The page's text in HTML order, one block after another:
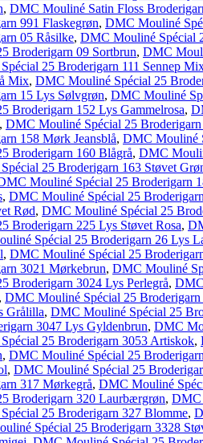
, DMC Mouliné Satin Floss
991 Flaskegrøn, DMC Mouliné
05 Råsilke, DMC Mouliné Spécial
Broderigarn 09 Sortbrun, DMC
25 Broderigarn 111 Sennep
Mix, DMC Mouliné Spécial 25
15 Lys Sølvgrøn, DMC Mouliné
Broderigarn 152 Lys Gammelrosa,
, DMC Mouliné Spécial 25
158 Mørk Jeansblå, DMC Mouliné
Broderigarn 160 Blågrå, DMC
25 Broderigarn 163 Støvet
Mouliné Spécial 25 Broderigarn
, DMC Mouliné Spécial 25
Rød, DMC Mouliné Spécial 25
Broderigarn 225 Lys Støvet Rosa,
Spécial 25 Broderigarn 26 Lys
, DMC Mouliné Spécial 25
3021 Mørkebrun, DMC Mouliné
Broderigarn 3024 Lys Perlegrå,
, DMC Mouliné Spécial 25
Grålilla, DMC Mouliné Spécial 25
3047 Lys Gyldenbrun, DMC
25 Broderigarn 3053 Artiskok,
, DMC Mouliné Spécial 25
, DMC Mouliné Spécial 25
317 Mørkegrå, DMC Mouliné
Broderigarn 320 Laurbærgrøn, DMC
25 Broderigarn 327 Blomme,
Spécial 25 Broderigarn 3328